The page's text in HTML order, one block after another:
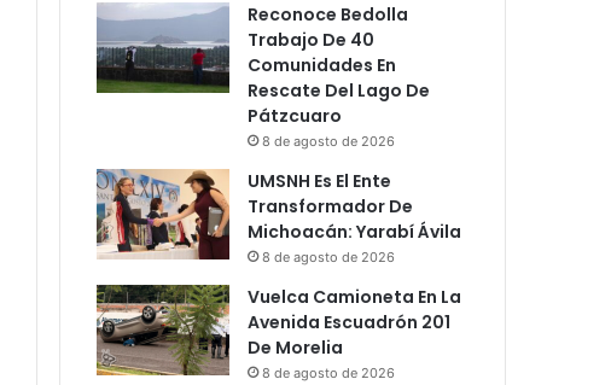
Reconoce Bedolla
Trabajo De 40
Comunidades En
Rescate Del Lago De
Pátzcuaro
8 de agosto de 2026
UMSNH Es El Ente
Transformador De
Michoacán: Yarabí Ávila
8 de agosto de 2026
Vuelca Camioneta En La
Avenida Escuadrón 201
De Morelia
8 de agosto de 2026